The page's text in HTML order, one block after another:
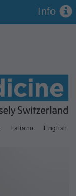
Italiano English
Info